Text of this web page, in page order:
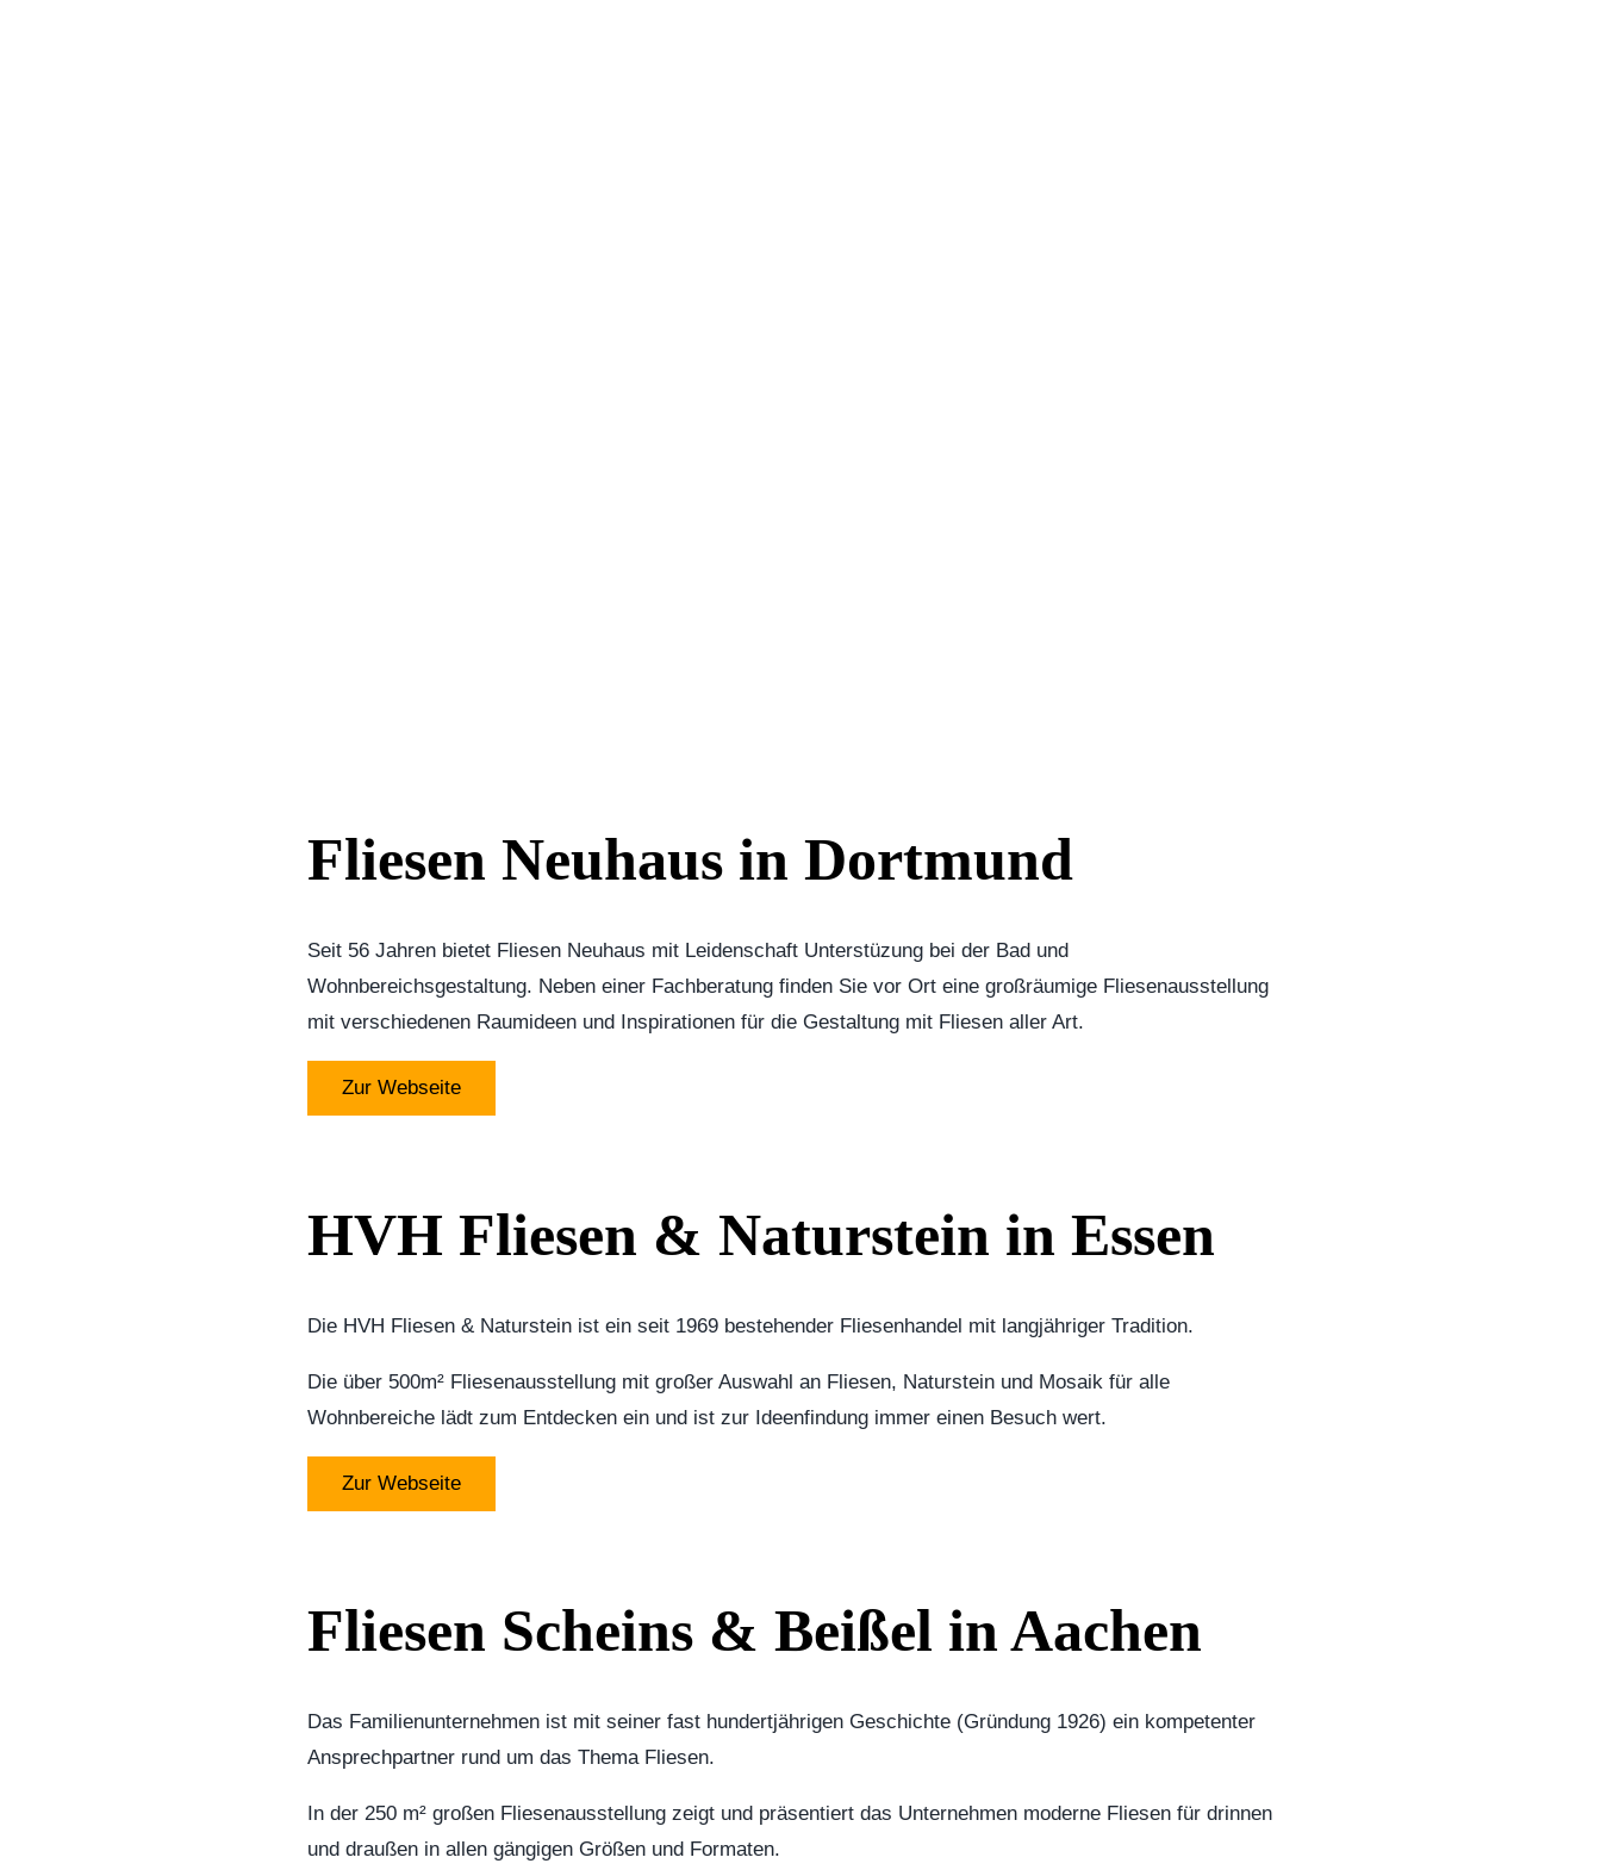
Fliesen Neuhaus in Dortmund
Seit 56 Jahren bietet Fliesen Neuhaus mit Leidenschaft Unterstüzung bei der Bad und
Wohnbereichsgestaltung. Neben einer Fachberatung finden Sie vor Ort eine großräumige Fliesenausstellung
mit verschiedenen Raumideen und Inspirationen für die Gestaltung mit Fliesen aller Art.
Zur Webseite
HVH Fliesen & Naturstein in Essen
Die HVH Fliesen & Naturstein ist ein seit 1969 bestehender Fliesenhandel mit langjähriger Tradition.
Die über 500m² Fliesenausstellung mit großer Auswahl an Fliesen, Naturstein und Mosaik für alle
Wohnbereiche lädt zum Entdecken ein und ist zur Ideenfindung immer einen Besuch wert.
Zur Webseite
Fliesen Scheins & Beißel in Aachen
Das Familien­unter­nehmen ist mit seiner fast hundertjährigen Geschichte (Gründung 1926) ein kompetenter
Ansprechpartner rund um das Thema Fliesen.
In der 250 m² großen Fliesenausstellung zeigt und präsentiert das Unternehmen moderne Fliesen für drinnen
und draußen in allen gängigen Größen und Formaten.